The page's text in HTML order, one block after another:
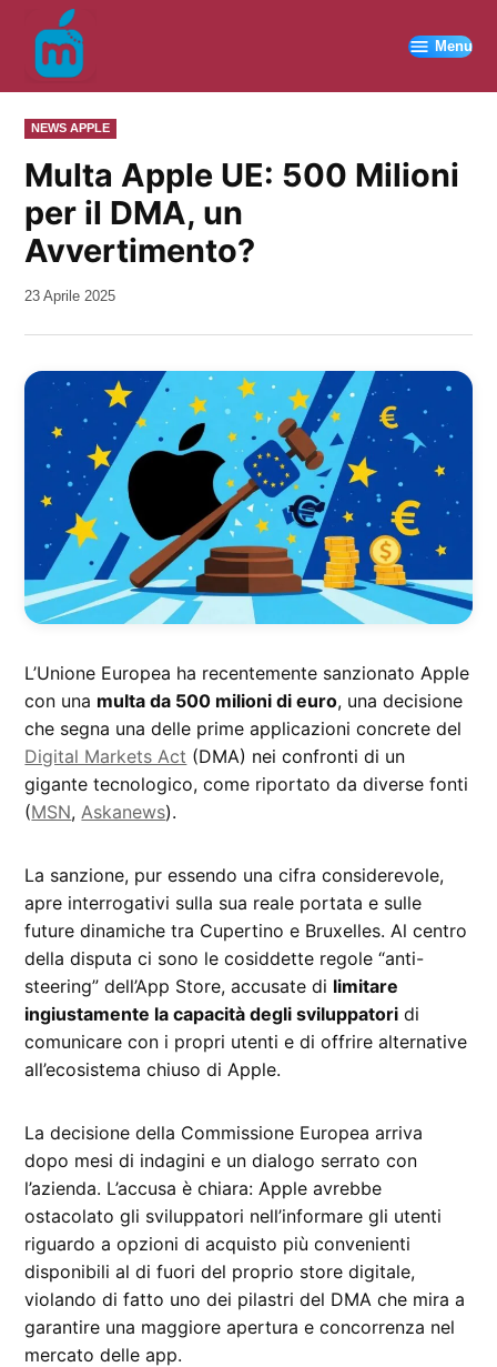
contenuto
Menu
PUBBLICATO
IN
NEWS APPLE
Multa Apple UE: 500 Milioni
per il DMA, un
Avvertimento?
da
23 Aprile 2025
L’Unione Europea ha recentemente sanzionato Apple
con una multa da 500 milioni di euro, una decisione
che segna una delle prime applicazioni concrete del
Digital Markets Act (DMA) nei confronti di un
gigante tecnologico, come riportato da diverse fonti
(MSN, Askanews).
La sanzione, pur essendo una cifra considerevole,
apre interrogativi sulla sua reale portata e sulle
future dinamiche tra Cupertino e Bruxelles. Al centro
della disputa ci sono le cosiddette regole “anti-
steering” dell’App Store, accusate di limitare
ingiustamente la capacità degli sviluppatori di
comunicare con i propri utenti e di offrire alternative
all’ecosistema chiuso di Apple.
La decisione della Commissione Europea arriva
dopo mesi di indagini e un dialogo serrato con
l’azienda. L’accusa è chiara: Apple avrebbe
ostacolato gli sviluppatori nell’informare gli utenti
riguardo a opzioni di acquisto più convenienti
disponibili al di fuori del proprio store digitale,
violando di fatto uno dei pilastri del DMA che mira a
garantire una maggiore apertura e concorrenza nel
mercato delle app.